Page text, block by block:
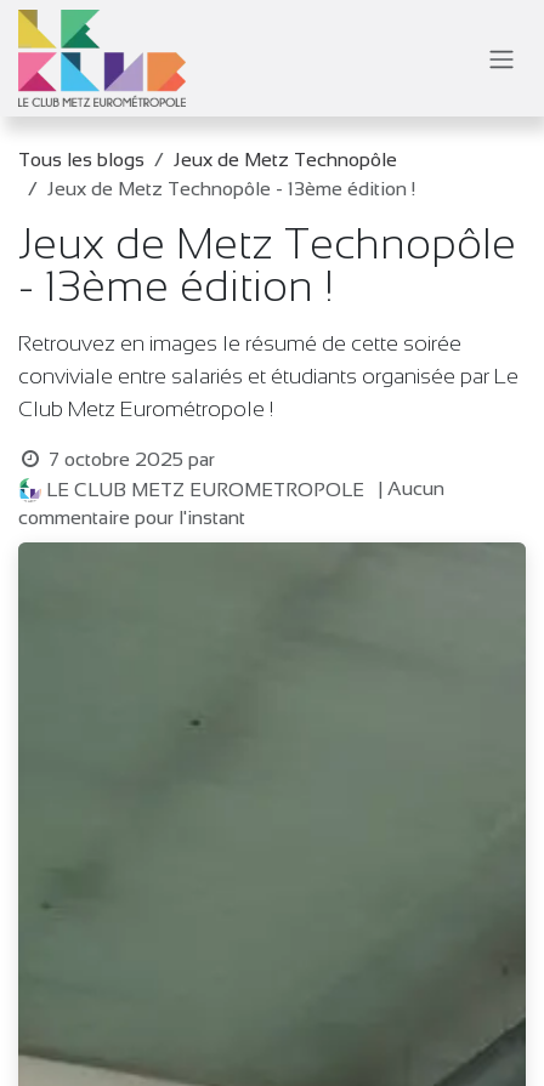
Se rendre au contenu
Tous les blogs
Jeux de Metz Technopôle
Jeux de Metz Technopôle - 13ème édition !
Jeux de Metz Technopôle
- 13ème édition !
Retrouvez en images le résumé de cette soirée
conviviale entre salariés et étudiants organisée par Le
Club Metz Eurométropole !
7 octobre 2025 par
LE CLUB METZ EUROMETROPOLE
| Aucun
commentaire pour l'instant